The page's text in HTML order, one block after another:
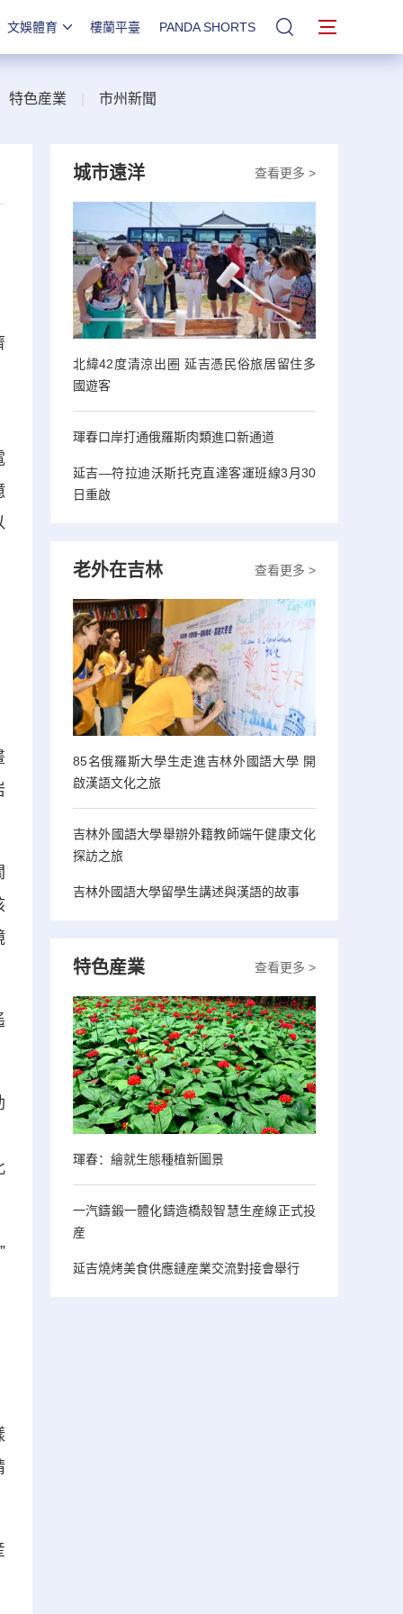
文娛體育 樓蘭平臺 PANDA SHORTS 站內搜索
特色産業 市州新聞
查看更多 >
城市遠洋
北緯42度清涼出圈 延吉憑民俗旅居留住多
國遊客
琿春口岸打通俄羅斯肉類進口新通道
延吉—符拉迪沃斯托克直達客運班線3月30
日重啟
查看更多 >
老外在吉林
85名俄羅斯大學生走進吉林外國語大學 開
啟漢語文化之旅
吉林外國語大學舉辦外籍教師端午健康文化
探訪之旅
吉林外國語大學留學生講述與漢語的故事
查看更多 >
特色産業
琿春：繪就生態種植新圖景
一汽鑄鍛一體化鑄造橋殼智慧生産線正式投
産
延吉燒烤美食供應鏈産業交流對接會舉行